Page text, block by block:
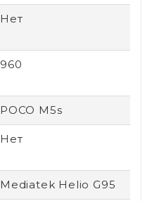
Нет
960
POCO M5s
Нет
Mediatek Helio G95